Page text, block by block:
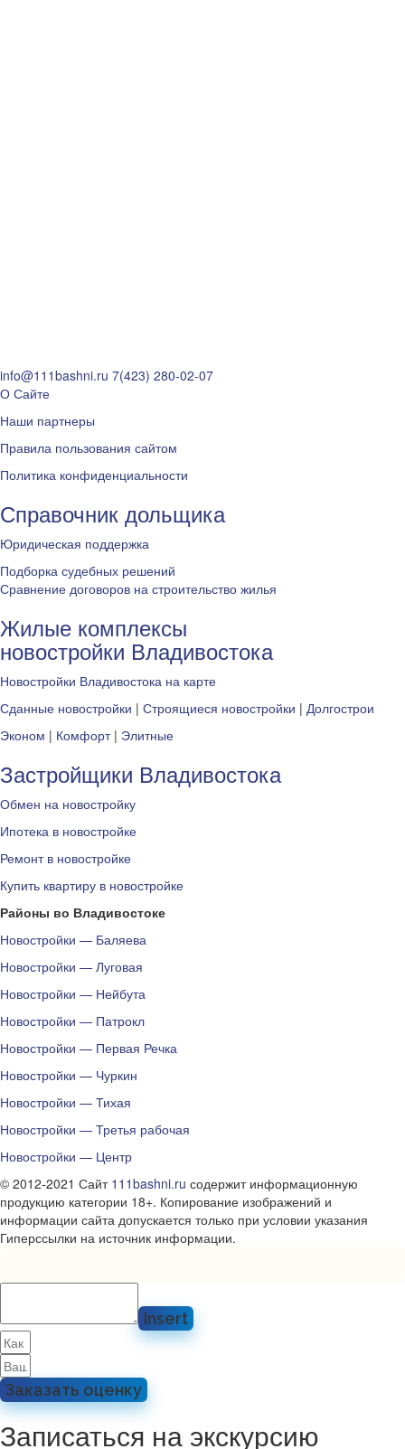
info@111bashni.ru 7(423) 280-02-07
О Сайте
Наши партнеры
Правила пользования сайтом
Политика конфиденциальности
Справочник дольщика
Юридическая поддержка
Подборка судебных решений
Сравнение договоров на строительство жилья
Жилые комплексы
новостройки Владивостока
Новостройки Владивостока на карте
Сданные новостройки | Строящиеся новостройки | Долгострои
Эконом | Комфорт| Элитные
Застройщики Владивостока
Обмен на новостройку
Ипотека в новостройке
Ремонт в новостройке
Купить квартиру в новостройке
Районы во Владивостоке
Новостройки — Баляева
Новостройки — Луговая
Новостройки — Нейбута
Новостройки — Патрокл
Новостройки — Первая Речка
Новостройки — Чуркин
Новостройки — Тихая
Новостройки — Третья рабочая
Новостройки — Центр
© 2012-2021 Сайт 111bashni.ru содержит информационную
продукцию категории 18+. Копирование изображений и
информации сайта допускается только при условии указания
Гиперссылки на источник информации.
Insert
Заказать оценку
Записаться на экскурсию